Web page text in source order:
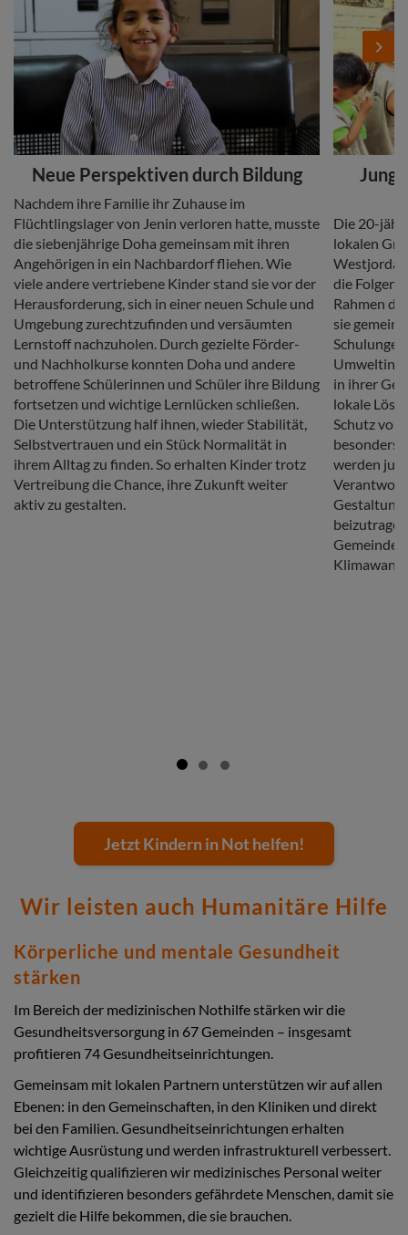
Headline
Neue Perspektiven durch Bildung
Copy
Nachdem ihre Familie ihr Zuhause im
Flüchtlingslager von Jenin verloren hatte, musste
die siebenjährige Doha gemeinsam mit ihren
Angehörigen in ein Nachbardorf fliehen. Wie
viele andere vertriebene Kinder stand sie vor der
Herausforderung, sich in einer neuen Schule und
Umgebung zurechtzufinden und versäumten
Lernstoff nachzuholen. Durch gezielte Förder-
und Nachholkurse konnten Doha und andere
betroffene Schülerinnen und Schüler ihre Bildung
fortsetzen und wichtige Lernlücken schließen.
Die Unterstützung half ihnen, wieder Stabilität,
Selbstvertrauen und ein Stück Normalität in
ihrem Alltag zu finden. So erhalten Kinder trotz
Vertreibung die Chance, ihre Zukunft weiter
aktiv zu gestalten.
Image
Headline
Copy
Die 20-
lokalen
die Folgen
Rahmen
sie
in ihrer
lokale
Schutz von
besonders
werden
Gestaltung
Next
Jetzt Kindern in Not helfen!
Wir leisten auch Humanitäre Hilfe
Körperliche und mentale Gesundheit
stärken
Im Bereich der medizinischen Nothilfe stärken wir die
Gesundheitsversorgung in 67 Gemeinden – insgesamt
profitieren 74 Gesundheitseinrichtungen.
Gemeinsam mit lokalen Partnern unterstützen wir auf allen
Ebenen: in den Gemeinschaften, in den Kliniken und direkt
bei den Familien. Gesundheitseinrichtungen erhalten
wichtige Ausrüstung und werden infrastrukturell verbessert.
Gleichzeitig qualifizieren wir medizinisches Personal weiter
und identifizieren besonders gefährdete Menschen, damit sie
gezielt die Hilfe bekommen, die sie brauchen.